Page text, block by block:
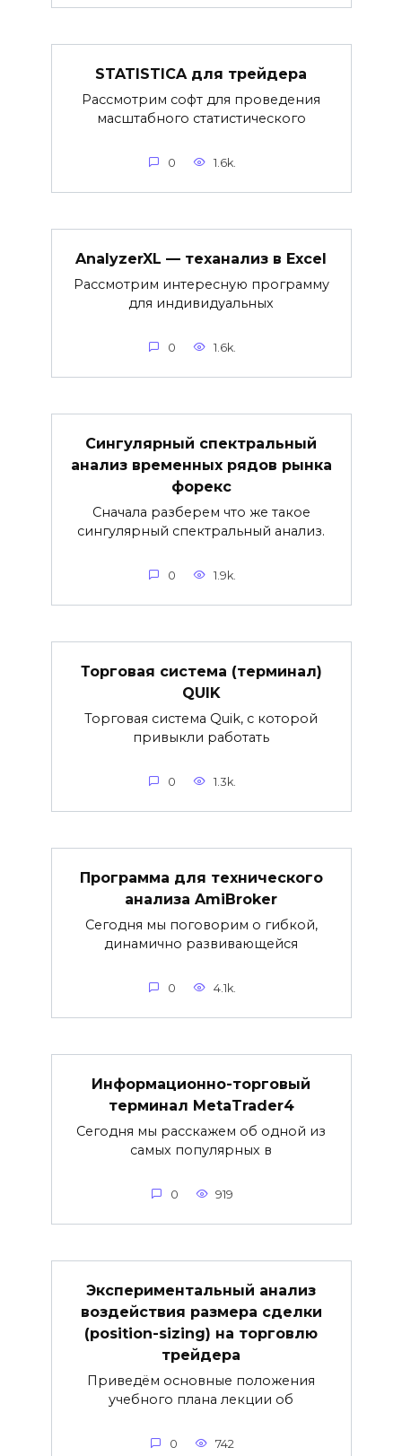
STATISTICA для трейдера
Рассмотрим софт для проведения
масштабного статистического
0 1.6k.
AnalyzerXL — теханализ в Excel
Рассмотрим интересную программу
для индивидуальных
0 1.6k.
Сингулярный спектральный
анализ временных рядов рынка
форекс
Сначала разберем что же такое
сингулярный спектральный анализ.
0 1.9k.
Торговая система (терминал)
QUIK
Торговая система Quik, с которой
привыкли работать
0 1.3k.
Программа для технического
анализа AmiBroker
Сегодня мы поговорим о гибкой,
динамично развивающейся
0 4.1k.
Информационно-торговый
терминал MetaTrader4
Сегодня мы расскажем об одной из
самых популярных в
0 919
Экспериментальный анализ
воздействия размера сделки
(position-sizing) на торговлю
трейдера
Приведём основные положения
учебного плана лекции об
0 742